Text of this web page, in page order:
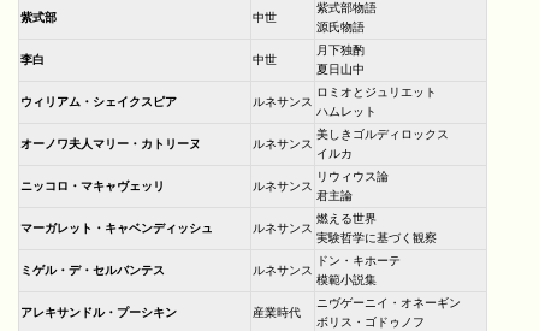
紫式部 中世
紫式部物語
源氏物語
李白 中世
月下独酌
夏日山中
ウィリアム・シェイクスピア ルネサンス
ロミオとジュリエット
ハムレット
オーノワ夫人マリー・カトリーヌ ルネサンス
美しきゴルディロックス
イルカ
ニッコロ・マキャヴェッリ ルネサンス
リウィウス論
君主論
マーガレット・キャベンディッシュ ルネサンス
燃える世界
実験哲学に基づく観察
ミゲル・デ・セルバンテス ルネサンス
ドン・キホーテ
模範小説集
アレキサンドル・プーシキン 産業時代
ニヴゲーニイ・オネーギン
ボリス・ゴドゥノフ